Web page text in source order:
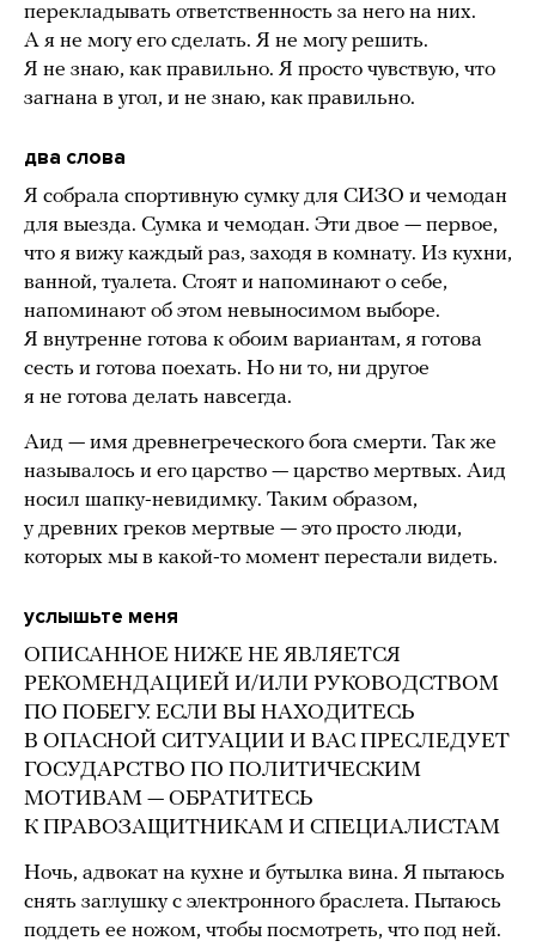
перекладывать ответственность за него на них.
А я не могу его сделать. Я не могу решить.
Я не знаю, как правильно. Я просто чувствую, что
загнана в угол, и не знаю, как правильно.
два слова
Я собрала спортивную сумку для СИЗО и чемодан
для выезда. Сумка и чемодан. Эти двое — первое,
что я вижу каждый раз, заходя в комнату. Из кухни,
ванной, туалета. Стоят и напоминают о себе,
напоминают об этом невыносимом выборе.
Я внутренне готова к обоим вариантам, я готова
сесть и готова поехать. Но ни то, ни другое
я не готова делать навсегда.
Аид — имя древнегреческого бога смерти. Так же
называлось и его царство — царство мертвых. Аид
носил шапку-невидимку. Таким образом,
у древних греков мертвые — это просто люди,
которых мы в какой-то момент перестали видеть.
услышьте меня
ОПИСАННОЕ НИЖЕ НЕ ЯВЛЯЕТСЯ
РЕКОМЕНДАЦИЕЙ И/ИЛИ РУКОВОДСТВОМ
ПО ПОБЕГУ. ЕСЛИ ВЫ НАХОДИТЕСЬ
В ОПАСНОЙ СИТУАЦИИ И ВАС ПРЕСЛЕДУЕТ
ГОСУДАРСТВО ПО ПОЛИТИЧЕСКИМ
МОТИВАМ — ОБРАТИТЕСЬ
К ПРАВОЗАЩИТНИКАМ И СПЕЦИАЛИСТАМ
Ночь, адвокат на кухне и бутылка вина. Я пытаюсь
снять заглушку с электронного браслета. Пытаюсь
поддеть ее ножом, чтобы посмотреть, что под ней.